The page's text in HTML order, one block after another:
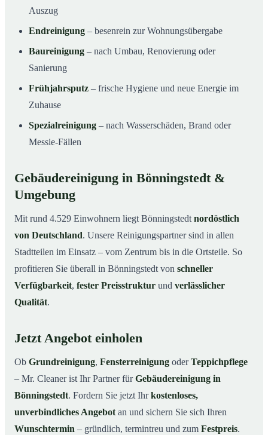
Auszug
Endreinigung – besenrein zur Wohnungsübergabe
Baureinigung – nach Umbau, Renovierung oder
Sanierung
Frühjahrsputz – frische Hygiene und neue Energie im
Zuhause
Spezialreinigung – nach Wasserschäden, Brand oder
Messie-Fällen
Gebäudereinigung in Bönningstedt &
Umgebung
Mit rund 4.529 Einwohnern liegt Bönningstedt nordöstlich
von Deutschland. Unsere Reinigungspartner sind in allen
Stadtteilen im Einsatz – vom Zentrum bis in die Ortsteile. So
profitieren Sie überall in Bönningstedt von schneller
Verfügbarkeit, fester Preisstruktur und verlässlicher
Qualität.
Jetzt Angebot einholen
Ob Grundreinigung, Fensterreinigung oderTeppichpflege
– Mr. Cleaner ist Ihr Partner fürGebäudereinigung in
Bönningstedt. Fordern Sie jetzt Ihrkostenloses,
unverbindliches Angebot an und sichern Sie sich Ihren
Wunschtermin – gründlich, termintreu und zum Festpreis.